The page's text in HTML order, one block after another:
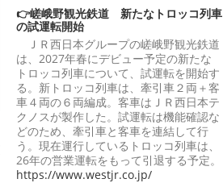
👉嵯峨野観光鉄道 新たなトロッコ列車
の試運転開始
ＪＲ西日本グループの嵯峨野観光鉄道
は、2027年春にデビュー予定の新たな
トロッコ列車について、試運転を開始す
る。新トロッコ列車は、牽引車２両＋客
車４両の６両編成。客車はＪＲ西日本テ
クノスが製作した。試運転は機能確認な
どのため、牽引車と客車を連結して行
う。現在運行しているトロッコ列車は、
26年の営業運転をもって引退する予定。
https://www.westjr.co.jp/